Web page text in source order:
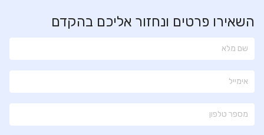
השאירו פרטים ונחזור אליכם בהקדם